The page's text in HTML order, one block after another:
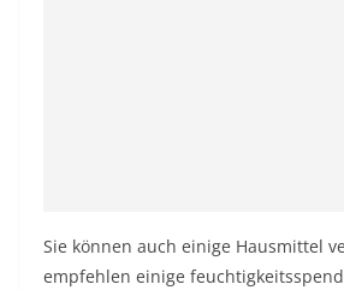
Sie können auch einige Hausmittel
empfehlen einige